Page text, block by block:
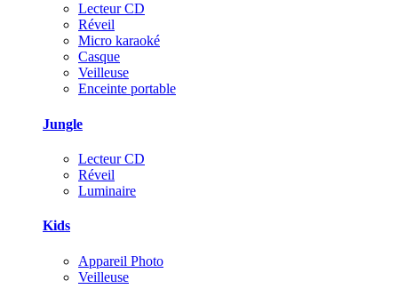
Lecteur CD
Réveil
Micro karaoké
Casque
Veilleuse
Enceinte portable
Jungle
Lecteur CD
Réveil
Luminaire
Kids
Appareil Photo
Veilleuse